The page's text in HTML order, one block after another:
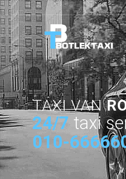
TAXI VAN
24/7 taxi
010-